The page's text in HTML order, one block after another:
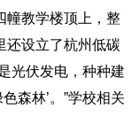
幢教学楼顶上，整
设立了杭州低碳
光伏发电，种种建
森林’。”学校相关